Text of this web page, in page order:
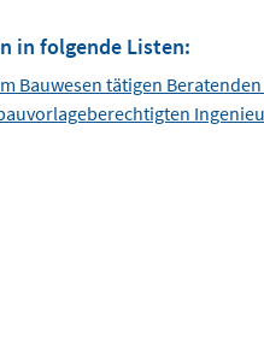
in folgende Listen:
Bauwesen tätigen